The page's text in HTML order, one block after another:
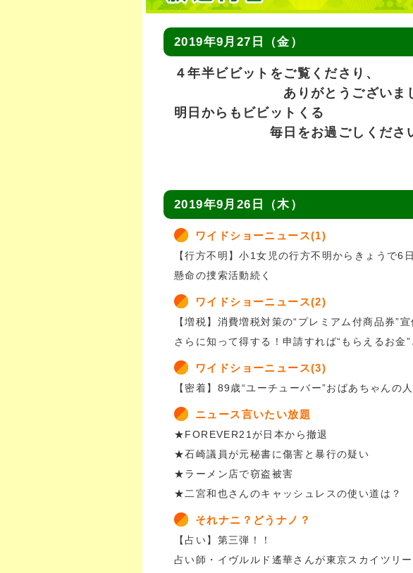
2019年9月27日（金）
４年半ビビットをご覧くださり、
ありがとうございまし
明日からもビビットくる
毎日をお過ごしください
2019年9月26日（木）
ワイドショーニュース(1)
【行方不明】小1女児の行方不明からきょうで6
懸命の捜索活動続く
ワイドショーニュース(2)
【増税】消費増税対策の“プレミアム付商品券”
さらに知って得する！申請すれば“もらえるお金”
ワイドショーニュース(3)
【密着】89歳“ユーチューバー”おばあちゃんの
ニュース言いたい放題
★FOREVER21が日本から撤退
★石崎議員が元秘書に傷害と暴行の疑い
★ラーメン店で窃盗被害
★二宮和也さんのキャッシュレスの使い道は？
それナニ？どうナノ？
【占い】第三弾！！
占い師・イヴルルド遙華さんが東京スカイツリー